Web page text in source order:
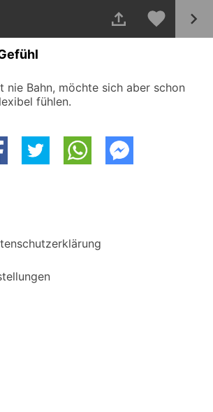
nie Bahn, möchte sich aber schon
fühlen.